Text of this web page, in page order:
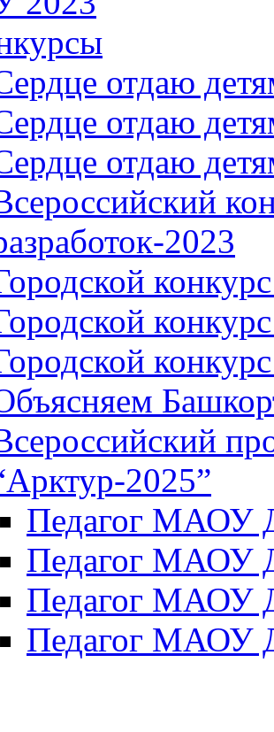
отдаю
отдаю
отдаю
2023
2025”
Педагог МАОУ
Педагог МАОУ
Педагог МАОУ
Педагог МАОУ